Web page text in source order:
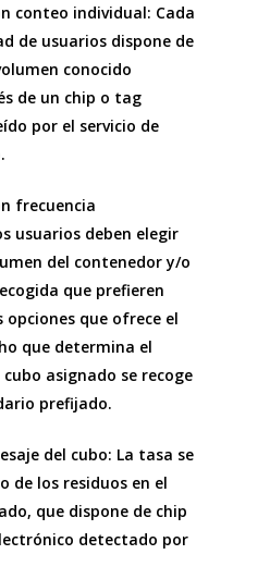
conteo individual: Cada
de usuarios dispone de
conocido
de un chip o tag
por el servicio de
frecuencia
usuarios deben elegir
del contenedor y/o
que prefieren
que ofrece el
que determina el
asignado se recoge
prefijado.
del cubo: La tasa se
de los residuos en el
que dispone de chip
detectado por